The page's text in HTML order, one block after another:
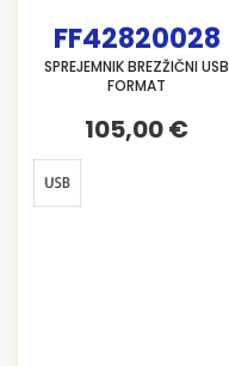
FF42820028
SPREJEMNIK BREZŽIČNI USB
FORMAT
105,00 €